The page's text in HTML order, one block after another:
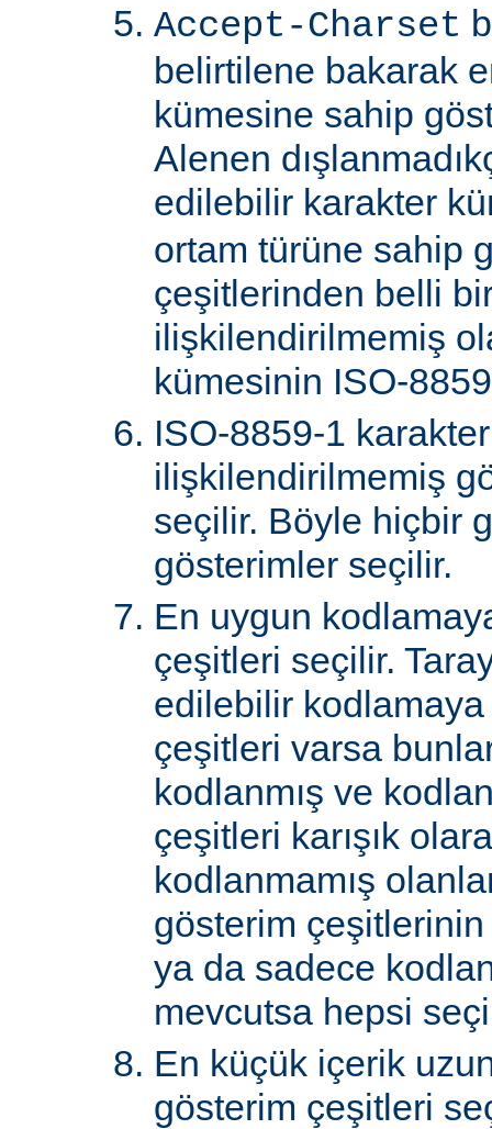
Accept-Charset
belirtilene bakarak
kümesine sahip
Alenen
edilebilir karakter
ortam türüne sahip
çeşitlerinden belli
ilişkilendirilmemiş
kümesinin ISO-
ISO-8859-1
ilişkilendirilmemiş
seçilir. Böyle hiçbir
gösterimler seçilir.
En uygun
çeşitleri seçilir.
edilebilir
çeşitleri varsa
kodlanmış ve
çeşitleri karışık
kodlanmamış
gösterim
ya da sadece
mevcutsa hepsi
En küçük içerik
gösterim çeşitleri